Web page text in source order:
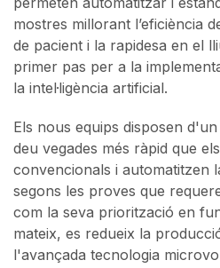
mostres millorant l’eficiència
de pacient i la rapidesa en el
primer pas per a la
la intel·ligència artificial.
Els nous equips disposen
deu vegades més ràpid que
convencionals i automatitzen
segons les proves que
com la seva priorització en
mateix, es redueix la
l'avançada tecnologia